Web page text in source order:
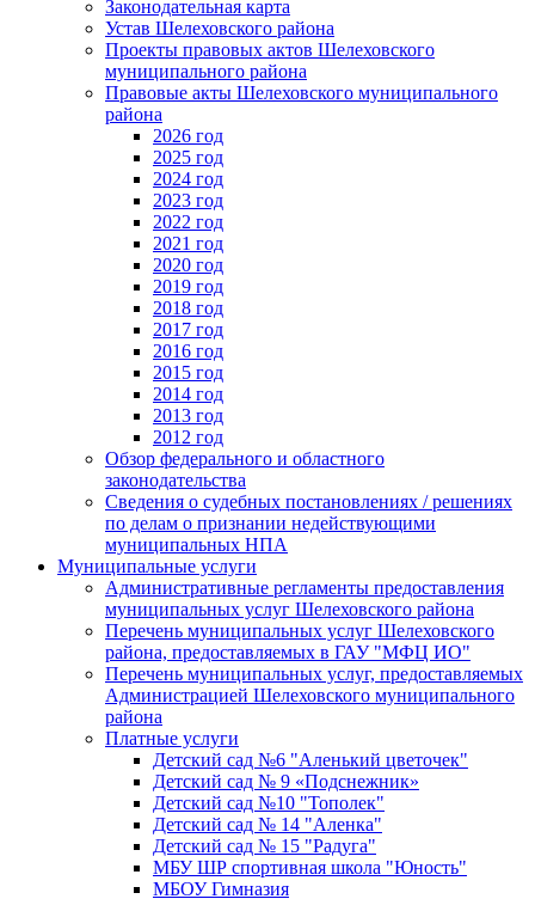
Законодательная карта
Устав Шелеховского района
Проекты правовых актов Шелеховского
муниципального района
Правовые акты Шелеховского муниципального
района
2026 год
2025 год
2024 год
2023 год
2022 год
2021 год
2020 год
2019 год
2018 год
2017 год
2016 год
2015 год
2014 год
2013 год
2012 год
Обзор федерального и областного
законодательства
Сведения о судебных постановлениях / решениях
по делам о признании недействующими
муниципальных НПА
Муниципальные услуги
Административные регламенты предоставления
муниципальных услуг Шелеховского района
Перечень муниципальных услуг Шелеховского
района, предоставляемых в ГАУ "МФЦ ИО"
Перечень муниципальных услуг, предоставляемых
Администрацией Шелеховского муниципального
района
Платные услуги
Детский сад №6 "Аленький цветочек"
Детский сад № 9 «Подснежник»
Детский сад №10 "Тополек"
Детский сад № 14 "Аленка"
Детский сад № 15 "Радуга"
МБУ ШР спортивная школа "Юность"
МБОУ Гимназия